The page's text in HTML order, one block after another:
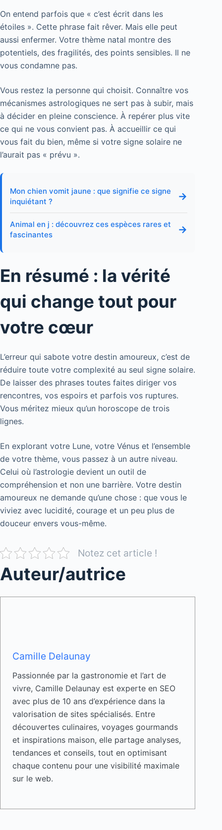
On entend parfois que « c’est écrit dans les
étoiles ». Cette phrase fait rêver. Mais elle peut
aussi enfermer. Votre thème natal montre des
potentiels, des fragilités, des points sensibles. Il ne
vous condamne pas.
Vous restez la personne qui choisit. Connaître vos
mécanismes astrologiques ne sert pas à subir, mais
à décider en pleine conscience. À repérer plus vite
ce qui ne vous convient pas. À accueillir ce qui
vous fait du bien, même si votre signe solaire ne
l’aurait pas « prévu ».
Mon chien vomit jaune : que signifie ce signe
inquiétant ?
→
Animal en j : découvrez ces espèces rares et
fascinantes
→
En résumé : la vérité
qui change tout pour
votre cœur
L’erreur qui sabote votre destin amoureux, c’est de
réduire toute votre complexité au seul signe solaire.
De laisser des phrases toutes faites diriger vos
rencontres, vos espoirs et parfois vos ruptures.
Vous méritez mieux qu’un horoscope de trois
lignes.
En explorant votre Lune, votre Vénus et l’ensemble
de votre thème, vous passez à un autre niveau.
Celui où l’astrologie devient un outil de
compréhension et non une barrière. Votre destin
amoureux ne demande qu’une chose : que vous le
viviez avec lucidité, courage et un peu plus de
douceur envers vous-même.
Notez cet article !
Auteur/autrice
Camille Delaunay
Passionnée par la gastronomie et l’art de
vivre, Camille Delaunay est experte en SEO
avec plus de 10 ans d’expérience dans la
valorisation de sites spécialisés. Entre
découvertes culinaires, voyages gourmands
et inspirations maison, elle partage analyses,
tendances et conseils, tout en optimisant
chaque contenu pour une visibilité maximale
sur le web.